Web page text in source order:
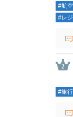
#航
#レ
#旅